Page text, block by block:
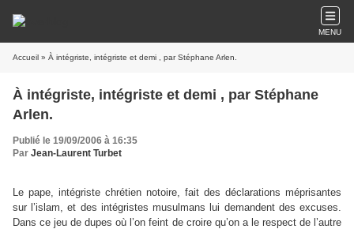
MENU
Accueil » À intégriste, intégriste et demi , par Stéphane Arlen.
À intégriste, intégriste et demi , par Stéphane
Arlen.
Publié le 19/09/2006 à 16:35
Par Jean-Laurent Turbet
Le pape, intégriste chrétien notoire, fait des déclarations méprisantes
sur l’islam, et des intégristes musulmans lui demandent des excuses.
Dans ce jeu de dupes où l’on feint de croire qu’on a le respect de l’autre